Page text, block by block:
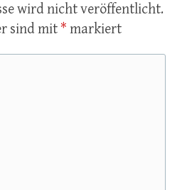
wird nicht veröffentlicht.
sind mit * markiert